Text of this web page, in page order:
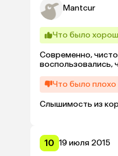
Mantcur
Что было
Современно,
воспользовались,
Что было плохо
Слышимость из
10 19 июля 2015